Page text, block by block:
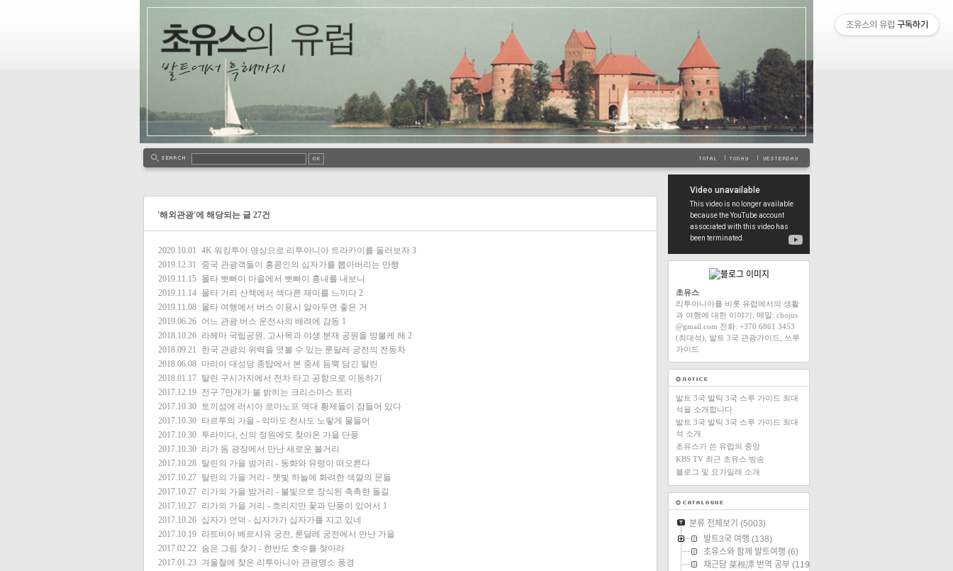
'해외관광'에 해당되는 글 27건
2020.10.01 4K 워킹투어 영상으로 리투아니아 트라카이를 둘러보자 3
2019.12.31
중국 관광객들이 홍콩인의 십자가를 뽑아버리는 만행
2019.11.15 몰타 뽀빠이 마을에서 뽀빠이 흉내를 내보니
2019.11.14 몰타 거리 산책에서 색다른 재미를 느끼다 2
2019.11.08 몰타 여행에서 버스 이용시 알아두면 좋은 거
2019.06.26 어느 관광 버스 운전사의 배려에 감동 1
2018.10.26 라헤마 국립공원, 고사목과 야생 분재 공원을 방불케 해 2
2018.09.21
한국 관광의 위력을 엿볼 수 있는 룬달레 궁전의 전동차
2018.06.08 마리아 대성당 종탑에서 본 중세 듬뿍 담긴 탈린
2018.01.17 탈린 구시가지에서 전차 타고 공항으로 이동하기
2017.12.19 전구 7만개가 불 밝히는 크리스마스 트리
2017.10.30 토끼섬에 러시아 로마노프 역대 황제들이 잠들어 있다
2017.10.30 타르투의 가을 - 악마도 천사도 노랗게 물들어
2017.10.30 투라이다, 신의 정원에도 찾아온 가을 단풍
2017.10.30 리가 돔 광장에서 만난 새로운 볼거리
2017.10.28 탈린의 가을 밤거리 - 동화와 유령이 떠오른다
2017.10.27 탈린의 가을 거리 - 잿빛 하늘에 화려한 색깔의 문들
2017.10.27 리가의 가을 밤거리 - 불빛으로 장식된 촉촉한 돌길
2017.10.27 리가의 가을 거리 - 흐리지만 꽃과 단풍이 있어서 1
2017.10.26 십자가 언덕 - 십자가가 십자가를 지고 있네
2017.10.19 라트비아 베르사유 궁전, 룬달레 궁전에서 만난 가을
2017.02.22 숨은 그림 찾기 - 한반도 호수를 찾아라
2017.01.23 겨울철에 찾은 리투아니아 관광명소 풍경
초유스
리투아니아를 비롯 유럽에서의 생활
과 여행에 대한 이야기. 메일: chojus
@gmail.com 전화: +370 6861 3453
(최대석), 발트 3국 관광가이드, 쓰루
가이드
발트 3국 발틱 3국 스루 가이드 최대
석을 소개합니다
발트 3국 발틱 3국 스루 가이드 최대
석 소개
초유스가 쓴 유럽의 중앙
KBS TV 최근 초유스 방송
블로그 및 요가일래 소개
분류 전체보기 (5003)
발트3국 여행 (138)
초유스와 함께 발트여행 (6)
채근담 菜根譚 번역 공부 (119)
초유스의 유럽 구독하기